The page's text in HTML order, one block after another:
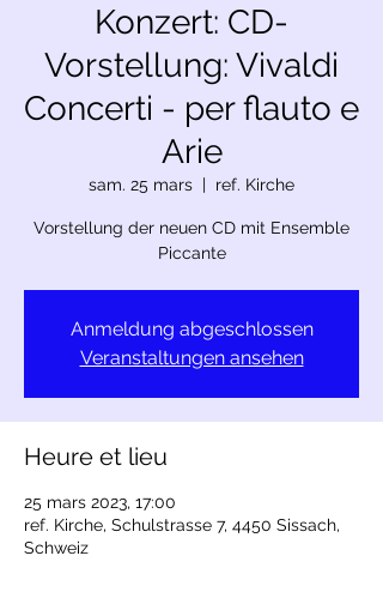
Konzert: CD-
Vorstellung: Vivaldi
Concerti - per flauto e
Arie
sam. 25 mars
  |
ref. Kirche
Vorstellung der neuen CD mit Ensemble
Piccante
Anmeldung abgeschlossen
Veranstaltungen ansehen
Heure et lieu
25 mars 2023, 17:00
ref. Kirche, Schulstrasse 7, 4450 Sissach,
Schweiz